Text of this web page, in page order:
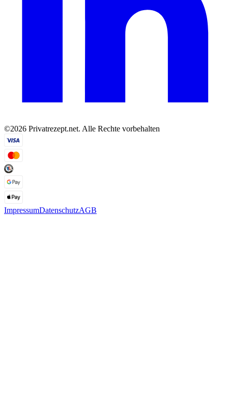
©2026 Privatrezept.net. Alle Rechte vorbehalten
ImpressumDatenschutzAGB